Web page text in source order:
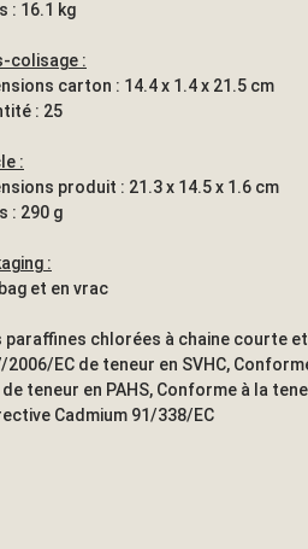
: 16.1 kg
colisage :
carton : 14.4 x 1.4 x 21.5 cm
: 25
:
produit : 21.3 x 14.5 x 1.6 cm
: 290 g
:
et en vrac
paraffines chlorées à chaine courte
2006/EC de teneur en SVHC,
teneur en PAHS, Conforme à la
Cadmium 91/338/EC